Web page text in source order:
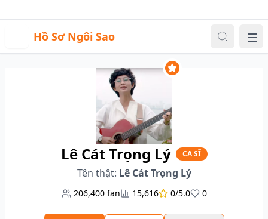
Hồ Sơ Ngôi Sao
Lê Cát Trọng Lý CA SĨ
Tên thật: Lê Cát Trọng Lý
206,400 fan 15,616 0/5.0 0